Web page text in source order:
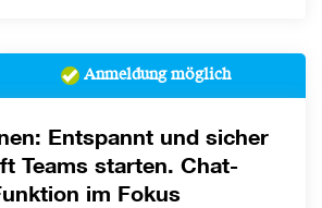
Anmeldung möglich
Entspannt und sicher
Teams starten. Chat-
im Fokus